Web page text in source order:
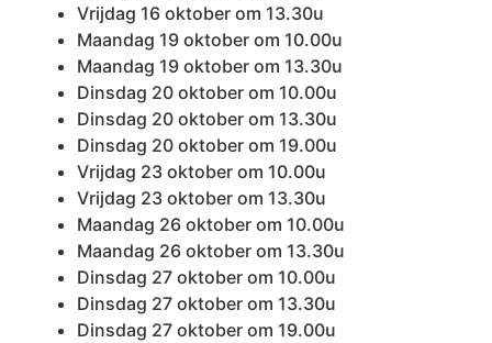
Vrijdag 16 oktober om 13.30u
Maandag 19 oktober om 10.00u
Maandag 19 oktober om 13.30u
Dinsdag 20 oktober om 10.00u
Dinsdag 20 oktober om 13.30u
Dinsdag 20 oktober om 19.00u
Vrijdag 23 oktober om 10.00u
Vrijdag 23 oktober om 13.30u
Maandag 26 oktober om 10.00u
Maandag 26 oktober om 13.30u
Dinsdag 27 oktober om 10.00u
Dinsdag 27 oktober om 13.30u
Dinsdag 27 oktober om 19.00u